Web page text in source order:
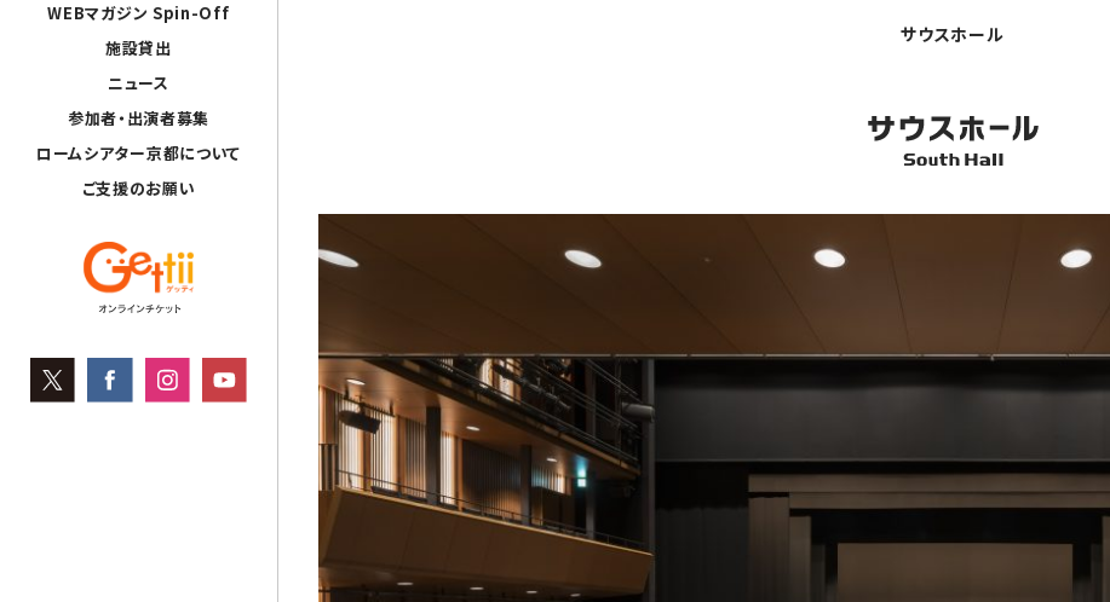
WEBマガジン Spin-Off
施設貸出
ニュース
参加者・出演者募集
ロームシアター京都について
ご支援のお願い
サウスホール